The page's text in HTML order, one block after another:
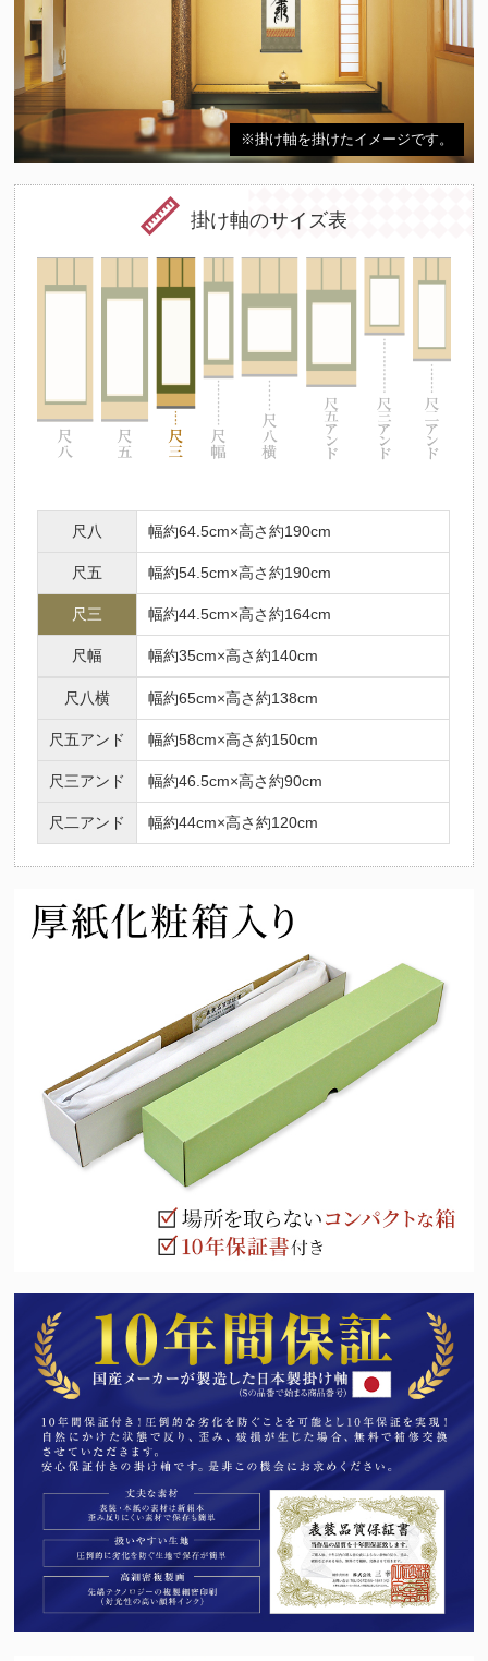
※掛け軸を掛けたイメージです。
掛け軸のサイズ表
尺八 幅約64.5cm×高さ約190cm
尺五 幅約54.5cm×高さ約190cm
尺三 幅約44.5cm×高さ約164cm
尺幅 幅約35cm×高さ約140cm
尺八横 幅約65cm×高さ約138cm
尺五アンド 幅約58cm×高さ約150cm
尺三アンド 幅約46.5cm×高さ約90cm
尺二アンド 幅約44cm×高さ約120cm